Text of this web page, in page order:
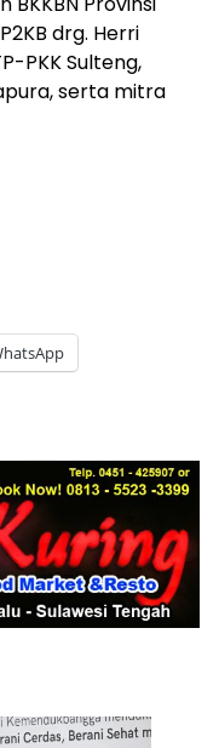
drg. Herri
PKK Sulteng,
serta mitra